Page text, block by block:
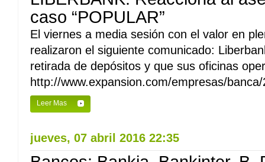
caso “POPULAR”
El viernes a media sesión con el valor en
realizaron el siguiente comunicado:
retirada de depósitos y que sus oficinas
http://www.expansion.com/empresas/
Leer Mas
jueves, 07 abril 2016 22:35